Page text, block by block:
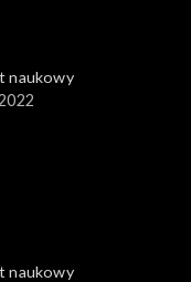
naukowy
naukowy